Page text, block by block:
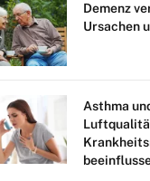
Demenz
Ursachen
Asthma